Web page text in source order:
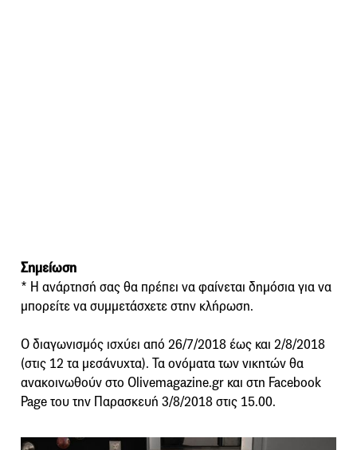
Σημείωση
* Η ανάρτησή σας θα πρέπει να φαίνεται δημόσια για να
μπορείτε να συμμετάσχετε στην κλήρωση.
Ο διαγωνισμός ισχύει από 26/7/2018 έως και 2/8/2018
(στις 12 τα μεσάνυχτα). Τα ονόματα των νικητών θα
ανακοινωθούν στο Olivemagazine.gr και στη Facebook
Page του την Παρασκευή 3/8/2018 στις 15.00.